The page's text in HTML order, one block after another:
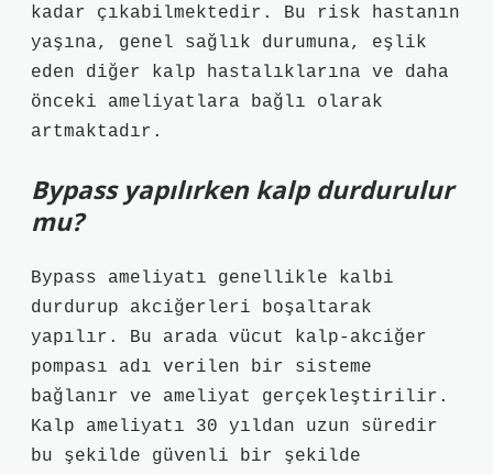
kadar çıkabilmektedir. Bu risk hastanın
yaşına, genel sağlık durumuna, eşlik
eden diğer kalp hastalıklarına ve daha
önceki ameliyatlara bağlı olarak
artmaktadır.
Bypass yapılırken kalp durdurulur
mu?
Bypass ameliyatı genellikle kalbi
durdurup akciğerleri boşaltarak
yapılır. Bu arada vücut kalp-akciğer
pompası adı verilen bir sisteme
bağlanır ve ameliyat gerçekleştirilir.
Kalp ameliyatı 30 yıldan uzun süredir
bu şekilde güvenli bir şekilde